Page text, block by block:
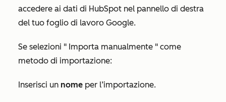
accedere ai dati di HubSpot nel pannello di destra
del tuo foglio di lavoro Google.
Se selezioni " Importa manualmente " come
metodo di importazione:
Inserisci un nome per l’importazione.